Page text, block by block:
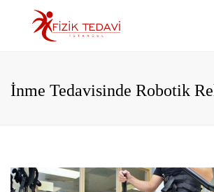
İnme Tedavisinde Robotik